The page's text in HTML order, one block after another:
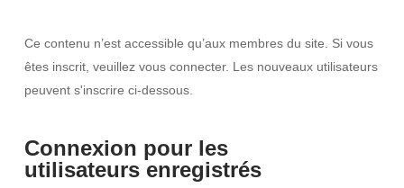
Ce contenu n’est accessible qu’aux membres du site. Si vous
êtes inscrit, veuillez vous connecter. Les nouveaux utilisateurs
peuvent s'inscrire ci-dessous.
Connexion pour les
utilisateurs enregistrés